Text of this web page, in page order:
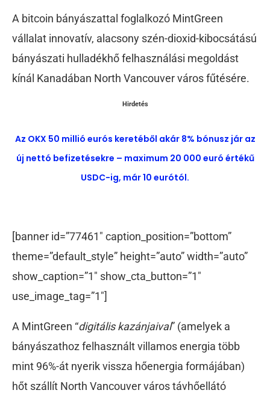
A bitcoin bányászattal foglalkozó MintGreen
vállalat innovatív, alacsony szén-dioxid-kibocsátású
bányászati hulladékhő felhasználási megoldást
kínál Kanadában North Vancouver város fűtésére.
Hirdetés
Az OKX 50 millió eurós keretéből akár 8% bónusz jár az
új nettó befizetésekre – maximum 20 000 euró értékű
USDC-ig, már 10 eurótól.
[banner id=”77461″ caption_position=”bottom”
theme=”default_style” height=”auto” width=”auto”
show_caption=”1″ show_cta_button=”1″
use_image_tag=”1″]
A MintGreen “digitális kazánjaival” (amelyek a
bányászathoz felhasznált villamos energia több
mint 96%-át nyerik vissza hőenergia formájában)
hőt szállít North Vancouver város távhőellátó